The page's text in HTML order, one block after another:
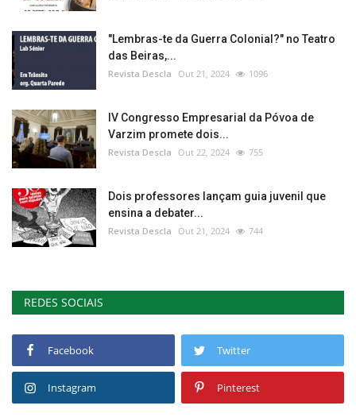
"Lembras-te da Guerra Colonial?" no Teatro
das Beiras,...
Revista Descla Out 21, 2024 1096
IV Congresso Empresarial da Póvoa de
Varzim promete dois...
Revista Descla Out 22, 2024 755
Dois professores lançam guia juvenil que
ensina a debater...
Revista Descla Out 21, 2024 744
REDES SOCIAIS
Facebook Twitter
Instagram Pinterest